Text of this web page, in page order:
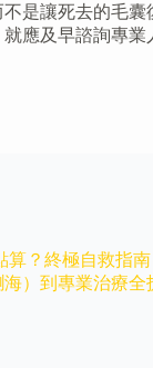
是讓死去的毛
應及早諮詢專
算？終極自救指
）到專業治療全